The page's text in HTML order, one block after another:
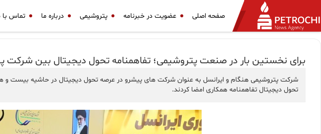
صفحه اصلی عضویت در خبرنامه پتروشیمی درباره ما تماس با
برای نخستین بار در صنعت پتروشیمی؛ تفاهمنامه تحول دیجیتال بين شرکت
شرکت پتروشیمی هنگام و ایرانسل به عنوان شرکت های پیشرو در عرصه تحول دیجیتال در حاشیه بیست و
تحول دیجیتال تفاهمنامه همکاری امضا کردند.